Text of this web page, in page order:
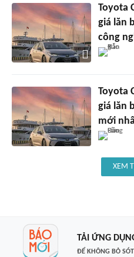
Toyota
giá lăn
công
Toyota
giá lăn
mới
XEM
TẢI ỨNG
ĐỂ KHÔNG BỎ